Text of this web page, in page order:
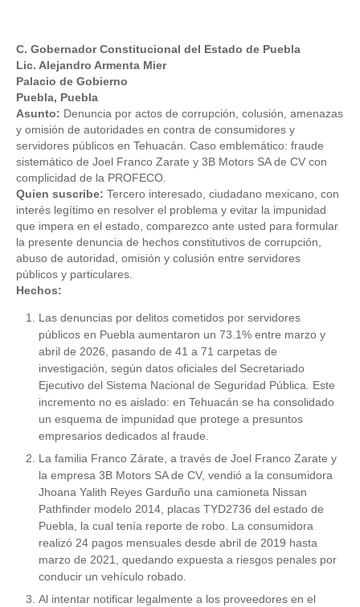
C. Gobernador Constitucional del Estado de Puebla
Lic. Alejandro Armenta Mier
Palacio de Gobierno
Puebla, Puebla
Asunto: Denuncia por actos de corrupción, colusión, amenazas
y omisión de autoridades en contra de consumidores y
servidores públicos en Tehuacán. Caso emblemático: fraude
sistemático de Joel Franco Zarate y 3B Motors SA de CV con
complicidad de la PROFECO.
Quien suscribe: Tercero interesado, ciudadano mexicano, con
interés legítimo en resolver el problema y evitar la impunidad
que impera en el estado, comparezco ante usted para formular
la presente denuncia de hechos constitutivos de corrupción,
abuso de autoridad, omisión y colusión entre servidores
públicos y particulares.
Hechos:
Las denuncias por delitos cometidos por servidores
públicos en Puebla aumentaron un 73.1% entre marzo y
abril de 2026, pasando de 41 a 71 carpetas de
investigación, según datos oficiales del Secretariado
Ejecutivo del Sistema Nacional de Seguridad Pública. Este
incremento no es aislado: en Tehuacán se ha consolidado
un esquema de impunidad que protege a presuntos
empresarios dedicados al fraude.
La familia Franco Zárate, a través de Joel Franco Zarate y
la empresa 3B Motors SA de CV, vendió a la consumidora
Jhoana Yalith Reyes Garduño una camioneta Nissan
Pathfinder modelo 2014, placas TYD2736 del estado de
Puebla, la cual tenía reporte de robo. La consumidora
realizó 24 pagos mensuales desde abril de 2019 hasta
marzo de 2021, quedando expuesta a riesgos penales por
conducir un vehículo robado.
Al intentar notificar legalmente a los proveedores en el